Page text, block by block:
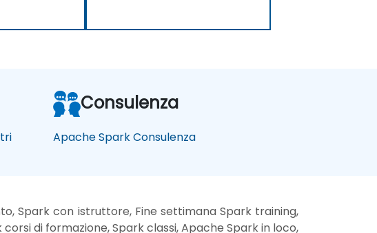
Consulenza
Apache Spark Consulenza
Spark con istruttore, Fine settimana Spark training,
di formazione, Spark classi, Apache Spark in loco,